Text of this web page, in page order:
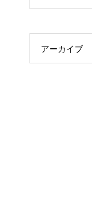
アーカイブ